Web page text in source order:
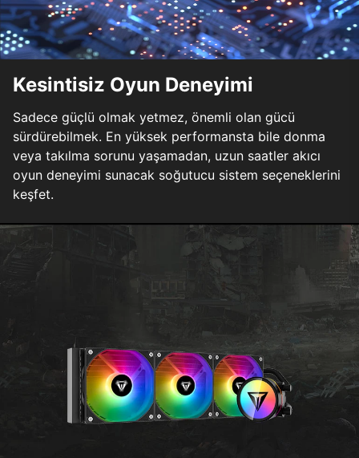
Kesintisiz Oyun Deneyimi
Sadece güçlü olmak yetmez, önemli olan gücü
sürdürebilmek. En yüksek performansta bile donma
veya takılma sorunu yaşamadan, uzun saatler akıcı
oyun deneyimi sunacak soğutucu sistem seçeneklerini
keşfet.